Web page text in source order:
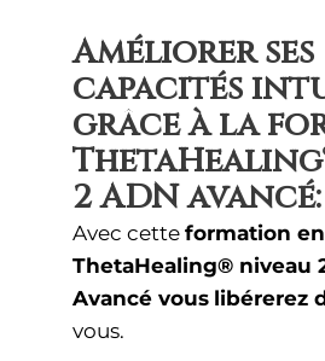
Améliorer ses
capacités
grâce à la
2 ADN avancé:
Avec cette formation en
ThetaHealing® niveau
Avancé vous libérerez
vous.